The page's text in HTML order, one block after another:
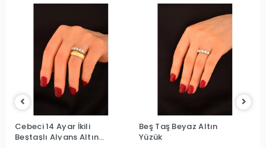
Cebeci 14 Ayar İkili
Beştaşlı Alyans Altın
Beş Taş Beyaz Altın
Yüzük